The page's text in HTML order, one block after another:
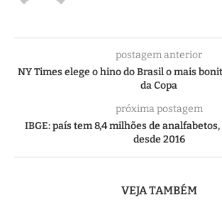
postagem anterior
NY Times elege o hino do Brasil o mais
da Copa
próxima postagem
IBGE: país tem 8,4 milhões de
desde 2016
VEJA TAMBÉM